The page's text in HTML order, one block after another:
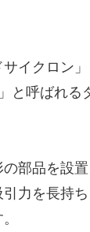
イクロン
呼ばれ
部品を設
力を長持